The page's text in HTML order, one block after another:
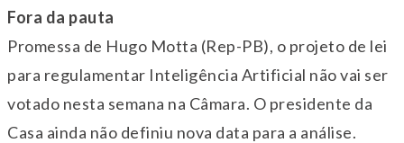
Fora da pauta
Promessa de Hugo Motta (Rep-PB), o projeto de lei
para regulamentar Inteligência Artificial não vai ser
votado nesta semana na Câmara. O presidente da
Casa ainda não definiu nova data para a análise.